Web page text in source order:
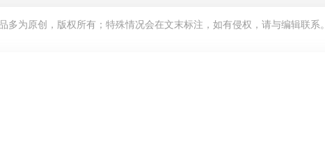
多为原创，版权所有；特殊情况会在文末标注，如有侵权，请与编辑联系。